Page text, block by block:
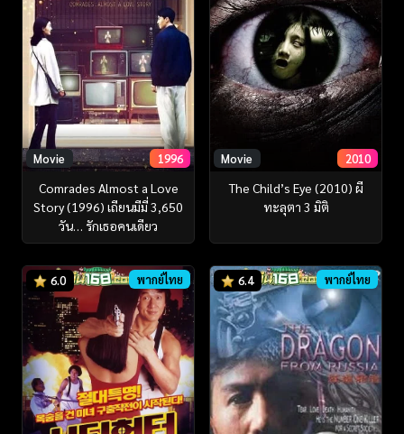
Movie 1996
Comrades Almost a Love
Story (1996) เถียนมีมี่ 3,650
วัน… รักเธอคนเดียว
Movie 2010
The Child’s Eye (2010) ผี
ทะลุตา 3 มิติ
6.0 พากย์ไทย 6.4 พากย์ไทย